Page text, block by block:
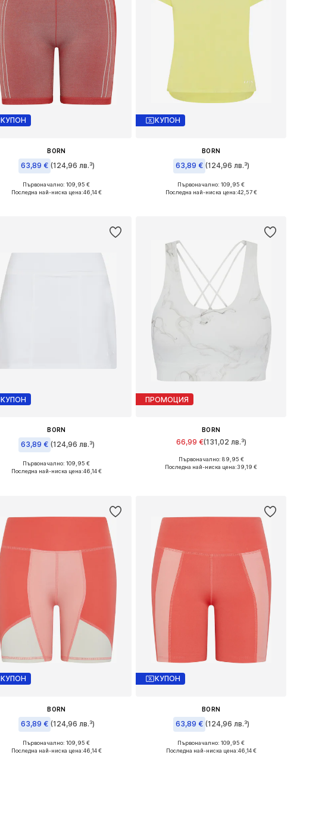
КУПОН
BORN
63,89 € (124,96 лв.³)
Налични размери: 36
Първоначално: 109,95 €
Последна най-ниска цена:46,14 €
КУПОН
BORN
63,89 € (124,96 лв.³)
Налични размери: M, L
Първоначално: 109,95 €
Последна най-ниска цена:42,57 €
КУПОН
BORN
63,89 € (124,96 лв.³)
Налични размери: 34, 36
Първоначално: 109,95 €
Последна най-ниска цена:46,14 €
ПРОМОЦИЯ
BORN
66,99 €(131,02 лв.³)
Налични размери: S, L
Първоначално: 89,95 €
Последна най-ниска цена:39,19 €
КУПОН
BORN
63,89 € (124,96 лв.³)
Налични размери: 34
Първоначално: 109,95 €
Последна най-ниска цена:46,14 €
КУПОН
BORN
63,89 € (124,96 лв.³)
Налични размери: 34
Първоначално: 109,95 €
Последна най-ниска цена:46,14 €